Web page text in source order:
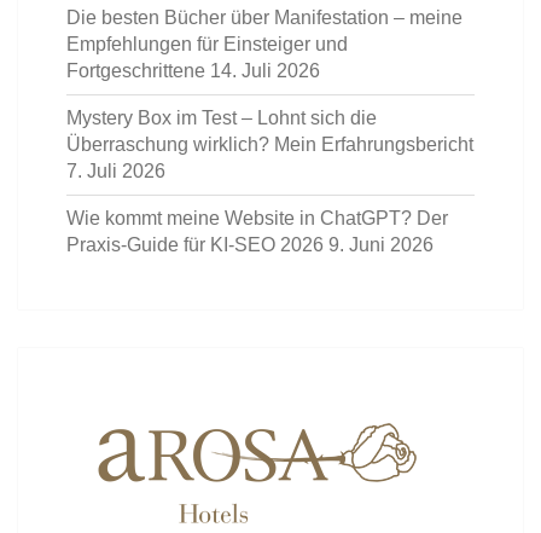
Die besten Bücher über Manifestation – meine
Empfehlungen für Einsteiger und
Fortgeschrittene 14. Juli 2026
Mystery Box im Test – Lohnt sich die
Überraschung wirklich? Mein Erfahrungsbericht
7. Juli 2026
Wie kommt meine Website in ChatGPT? Der
Praxis-Guide für KI-SEO 2026 9. Juni 2026